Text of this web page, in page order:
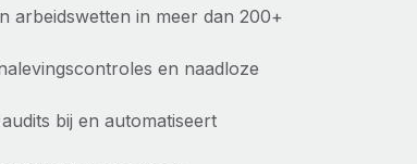
arbeidswetten in meer dan 200+
en naadloze
bij en automatiseert